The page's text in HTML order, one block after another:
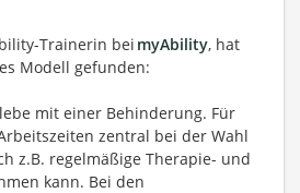
Trainerin bei myAbility, hat
Modell gefunden:
mit einer Behinderung. Für
zentral bei der Wahl
z.B. regelmäßige Therapie- und
kann. Bei den